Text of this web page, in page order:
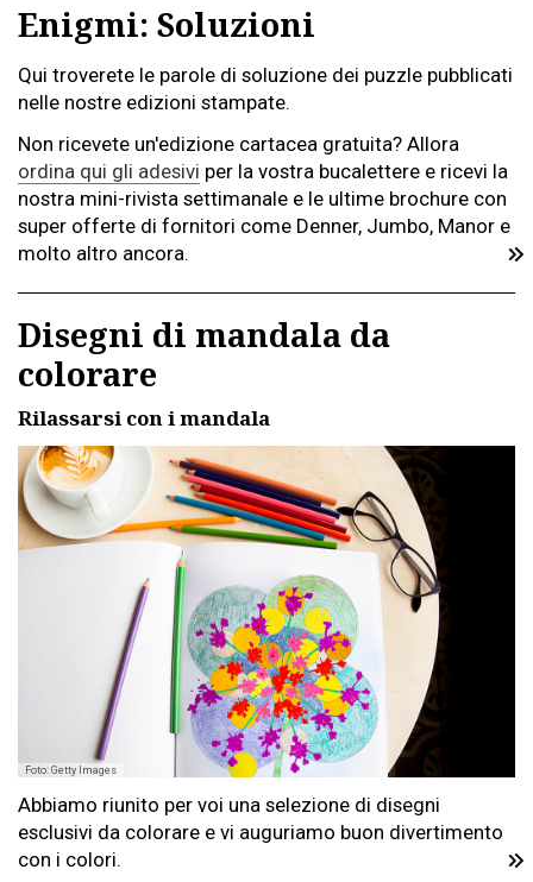
Enigmi: Soluzioni
Qui troverete le parole di soluzione dei puzzle pubblicati
nelle nostre edizioni stampate.
Non ricevete un'edizione cartacea gratuita? Allora
ordina qui gli adesivi per la vostra bucalettere e ricevi la
nostra mini-rivista settimanale e le ultime brochure con
super offerte di fornitori come Denner, Jumbo, Manor e
molto altro ancora.
Disegni di mandala da
colorare
Rilassarsi con i mandala
Foto: Getty Images
Abbiamo riunito per voi una selezione di disegni
esclusivi da colorare e vi auguriamo buon divertimento
con i colori.